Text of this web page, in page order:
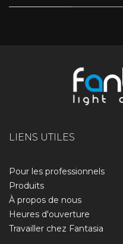
LIENS UTILES
Pour les professionnels
Produits
À propos de nous​
Heures d'ouverture
Travailler chez Fantasia